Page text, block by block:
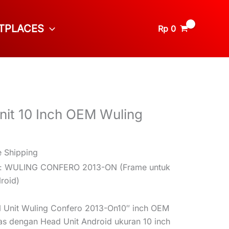
Rp 0
10 Inch OEM Wuling
Shipping
CONFERO 2013-ON (Frame untuk
Wuling Confero 2013-On10″ inch OEM
dengan Head Unit Android ukuran 10 inch